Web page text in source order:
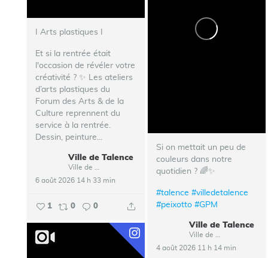
I Arts plastiques I
Et si la rentrée était
l'occasion de révéler votre
créativité ? ✨ Les ateliers
d’arts plastiques du
Forum des Arts & de la
Culture reprennent du
service à la rentrée.
Dessin, peinture...
Ville de Talence
6 août 2026 14 h 33 min
1 0 0
Si on mettait un peu de
couleurs dans notre
quotidien ? 🌈✨
#talence #villedetalence
#peixotto #GPM
Ville de Talence
4 août 2026 11 h 14 min